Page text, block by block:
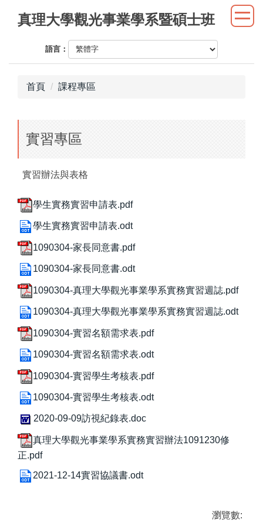
內
真理大學觀光事業學系暨碩士班
語言：
首頁 課程專區
實習專區
實習辦法與表格
學生實務實習申請表.pdf
學生實務實習申請表.odt
1090304-家長同意書.pdf
1090304-家長同意書.odt
1090304-真理大學觀光事業學系實務實習週誌.pdf
1090304-真理大學觀光事業學系實務實習週誌.odt
1090304-實習名額需求表.pdf
1090304-實習名額需求表.odt
1090304-實習學生考核表.pdf
1090304-實習學生考核表.odt
2020-09-09訪視紀錄表.doc
真理大學觀光事業學系實務實習辦法1091230修
正.pdf
2021-12-14實習協議書.odt
瀏覽數: